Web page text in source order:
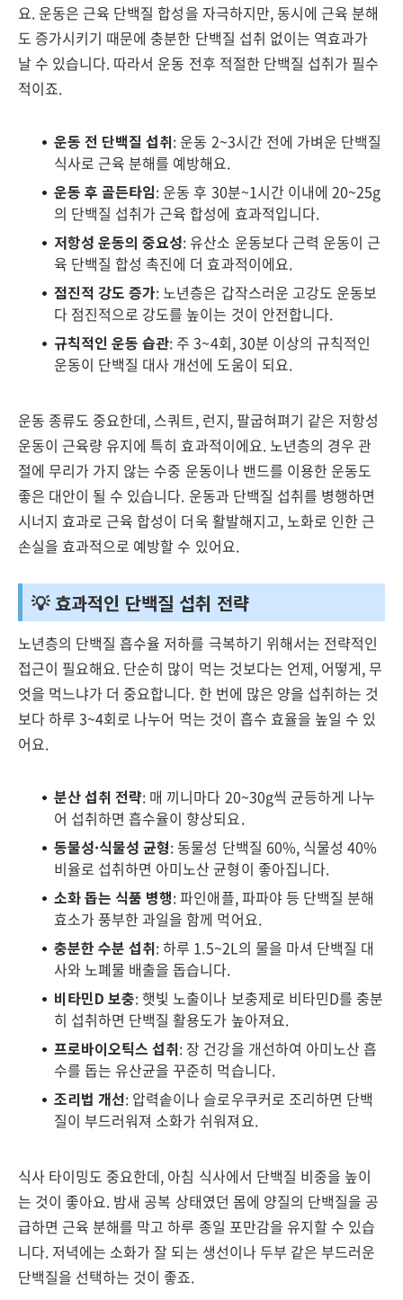
요. 운동은 근육 단백질 합성을 자극하지만, 동시에 근육 분해
도 증가시키기 때문에 충분한 단백질 섭취 없이는 역효과가
날 수 있습니다. 따라서 운동 전후 적절한 단백질 섭취가 필수
적이죠.
운동 전 단백질 섭취: 운동 2~3시간 전에 가벼운 단백질
식사로 근육 분해를 예방해요.
운동 후 골든타임: 운동 후 30분~1시간 이내에 20~25g
의 단백질 섭취가 근육 합성에 효과적입니다.
저항성 운동의 중요성: 유산소 운동보다 근력 운동이 근
육 단백질 합성 촉진에 더 효과적이에요.
점진적 강도 증가: 노년층은 갑작스러운 고강도 운동보
다 점진적으로 강도를 높이는 것이 안전합니다.
규칙적인 운동 습관: 주 3~4회, 30분 이상의 규칙적인
운동이 단백질 대사 개선에 도움이 되요.
운동 종류도 중요한데, 스쿼트, 런지, 팔굽혀펴기 같은 저항성
운동이 근육량 유지에 특히 효과적이에요. 노년층의 경우 관
절에 무리가 가지 않는 수중 운동이나 밴드를 이용한 운동도
좋은 대안이 될 수 있습니다. 운동과 단백질 섭취를 병행하면
시너지 효과로 근육 합성이 더욱 활발해지고, 노화로 인한 근
손실을 효과적으로 예방할 수 있어요.
💡 효과적인 단백질 섭취 전략
노년층의 단백질 흡수율 저하를 극복하기 위해서는 전략적인
접근이 필요해요. 단순히 많이 먹는 것보다는 언제, 어떻게, 무
엇을 먹느냐가 더 중요합니다. 한 번에 많은 양을 섭취하는 것
보다 하루 3~4회로 나누어 먹는 것이 흡수 효율을 높일 수 있
어요.
분산 섭취 전략: 매 끼니마다 20~30g씩 균등하게 나누
어 섭취하면 흡수율이 향상되요.
동물성·식물성 균형: 동물성 단백질 60%, 식물성 40%
비율로 섭취하면 아미노산 균형이 좋아집니다.
소화 돕는 식품 병행: 파인애플, 파파야 등 단백질 분해
효소가 풍부한 과일을 함께 먹어요.
충분한 수분 섭취: 하루 1.5~2L의 물을 마셔 단백질 대
사와 노폐물 배출을 돕습니다.
비타민D 보충: 햇빛 노출이나 보충제로 비타민D를 충분
히 섭취하면 단백질 활용도가 높아져요.
프로바이오틱스 섭취: 장 건강을 개선하여 아미노산 흡
수를 돕는 유산균을 꾸준히 먹습니다.
조리법 개선: 압력솥이나 슬로우쿠커로 조리하면 단백
질이 부드러워져 소화가 쉬워져요.
식사 타이밍도 중요한데, 아침 식사에서 단백질 비중을 높이
는 것이 좋아요. 밤새 공복 상태였던 몸에 양질의 단백질을 공
급하면 근육 분해를 막고 하루 종일 포만감을 유지할 수 있습
니다. 저녁에는 소화가 잘 되는 생선이나 두부 같은 부드러운
단백질을 선택하는 것이 좋죠.